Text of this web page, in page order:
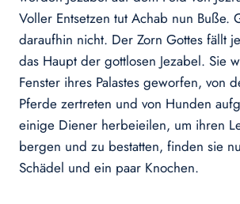
Voller Entsetzen tut Achab nun Buße.
daraufhin nicht. Der Zorn Gottes fällt
das Haupt der gottlosen Jezabel. Sie
Fenster ihres Palastes geworfen, von
Pferde zertreten und von Hunden
einige Diener herbeieilen, um ihren
bergen und zu bestatten, finden sie
Schädel und ein paar Knochen.